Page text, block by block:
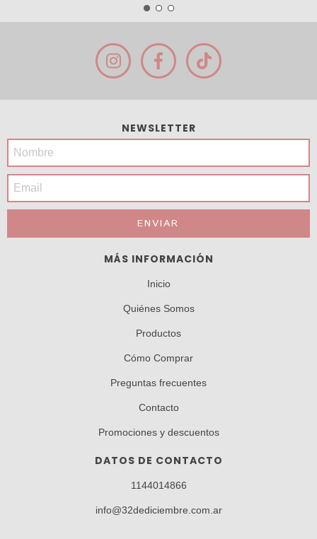
NEWSLETTER
MÁS INFORMACIÓN
Inicio
Quiénes Somos
Productos
Cómo Comprar
Preguntas frecuentes
Contacto
Promociones y descuentos
DATOS DE CONTACTO
1144014866
info@32dediciembre.com.ar